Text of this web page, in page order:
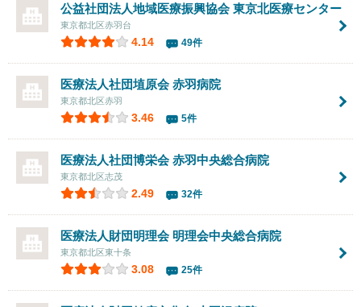
公益社団法人地域医療振興協会 東京北医療センター
東京都北区赤羽台
4.14 49件
医療法人社団埴原会赤羽病院
東京都北区赤羽
3.46 5件
医療法人社団博栄会赤羽中央総合病院
東京都北区志茂
2.49 32件
医療法人財団明理会 明理会中央総合病院
東京都北区東十条
3.08 25件